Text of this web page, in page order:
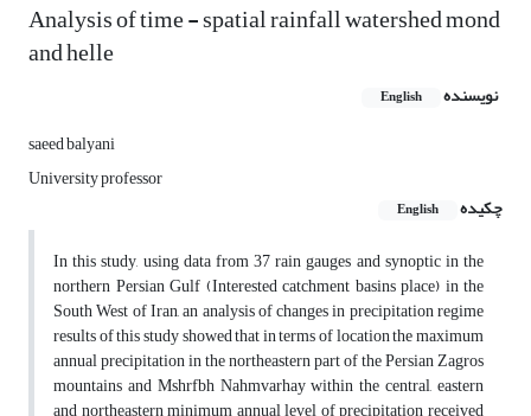
Analysis of time - spatial rainfall watershed mond
and helle
نویسنده English
saeed balyani
University professor
چکیده
English
In this study, using data from 37 rain gauges and synoptic in the
northern Persian Gulf (Interested catchment basins place) in the
South West of Iran, an analysis of changes in precipitation regime
results of this study showed that in terms of location the maximum
annual precipitation in the northeastern part of the Persian Zagros
mountains and Mshrfbh Nahmvarhay within the central, eastern